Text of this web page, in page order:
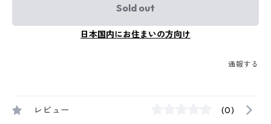
Sold out
日本国内にお住まいの方向け
通報する
レビュー (0)